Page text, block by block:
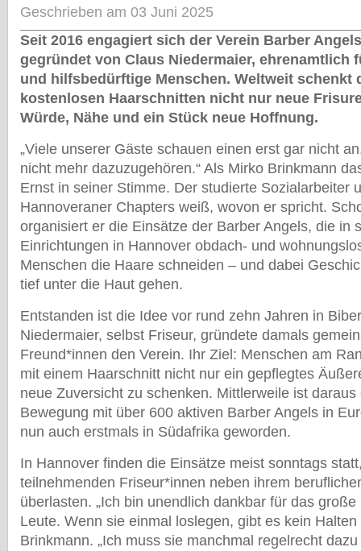
Geschrieben am 03 Juni 2025
Seit 2016 engagiert sich der Verein Barber
gegründet von Claus Niedermaier, ehrenamtlich
und hilfsbedürftige Menschen. Weltweit schenkt
kostenlosen Haarschnitten nicht nur neue
Würde, Nähe und ein Stück neue Hoffnung.
„Viele unserer Gäste schauen einen erst gar nicht
nicht mehr dazuzugehören.“ Als Mirko Brinkmann
Ernst in seiner Stimme. Der studierte Sozialarbeiter
Hannoveraner Chapters weiß, wovon er spricht.
organisiert er die Einsätze der Barber Angels, die in
Einrichtungen in Hannover obdach- und
Menschen die Haare schneiden – und dabei
tief unter die Haut gehen.
Entstanden ist die Idee vor rund zehn Jahren in
Niedermaier, selbst Friseur, gründete damals
Freund*innen den Verein. Ihr Ziel: Menschen am
mit einem Haarschnitt nicht nur ein gepflegtes
neue Zuversicht zu schenken. Mittlerweile ist
Bewegung mit über 600 aktiven Barber Angels in
nun auch erstmals in Südafrika geworden.
In Hannover finden die Einsätze meist sonntags
teilnehmenden Friseur*innen neben ihrem
überlasten. „Ich bin unendlich dankbar für das
Leute. Wenn sie einmal loslegen, gibt es kein Halten
Brinkmann. „Ich muss sie manchmal regelrecht